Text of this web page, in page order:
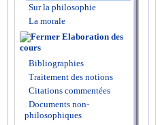
Sur la philosophie
La morale
Elaboration des
cours
Bibliographies
Traitement des notions
Citations commentées
Documents non-
philosophiques